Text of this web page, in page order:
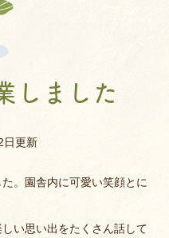
しました
日更新
。園舎内に可愛い笑顔とに
い思い出をたくさん話して